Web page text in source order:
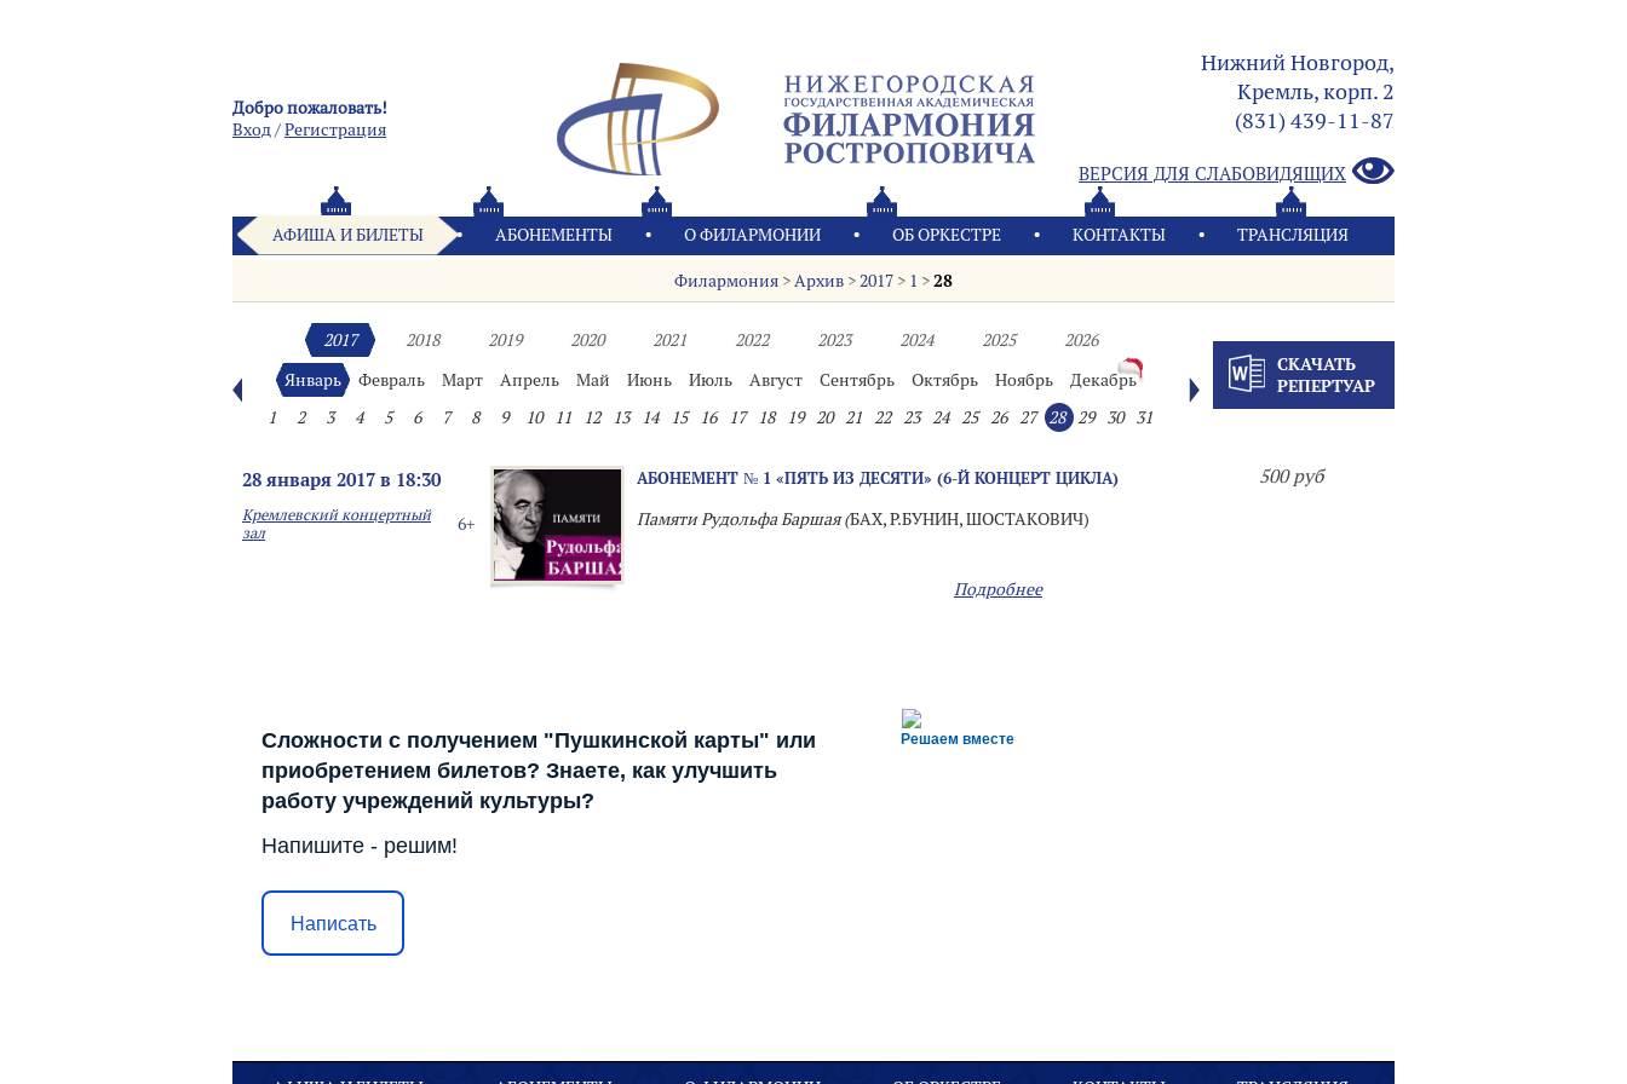
Добро пожаловать!
Вход/Pегистрация
Нижний Новгород,
Кремль, корп. 2
(831) 439-11-87
ВЕРСИЯ ДЛЯ СЛАБОВИДЯЩИХ
АФИША И БИЛЕТЫ АБОНЕМЕНТЫ О ФИЛАРМОНИИ OБ ОРКЕСТРЕ КОНТАКТЫ ТРАНСЛЯЦИЯ
Филармония >Архив >2017 > 1 >28
2017 2018 2019 2020 2021 2022 2023 2024 2025
2026
Январь
Февраль Март Апрель Май Июнь Июль Август Сентябрь Октябрь Ноябрь
Декабрь
1
2 3 4 5 6 7 8 9 10 11 12 13 14 15 16 17 18 19 20 21 22 23 24 25 26 27 28 29 30 31
СКАЧАТЬ
РЕПЕРТУАР
28 января 2017 в 18:30
6+
Кремлевский концертный
зал
АБОНЕМЕНТ № 1 «ПЯТЬ ИЗ ДЕСЯТИ» (6-Й КОНЦЕРТ ЦИКЛА)
Памяти Рудольфа Баршая (БАХ, Р.БУНИН, ШОСТАКОВИЧ)
Подробнее
500 руб
Решаем вместе
Сложности с получением "Пушкинской карты" или
приобретением билетов? Знаете, как улучшить
работу учреждений культуры?
Напишите - решим!
Написать